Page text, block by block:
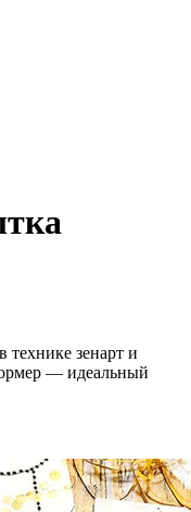
зенарт и
— идеальный